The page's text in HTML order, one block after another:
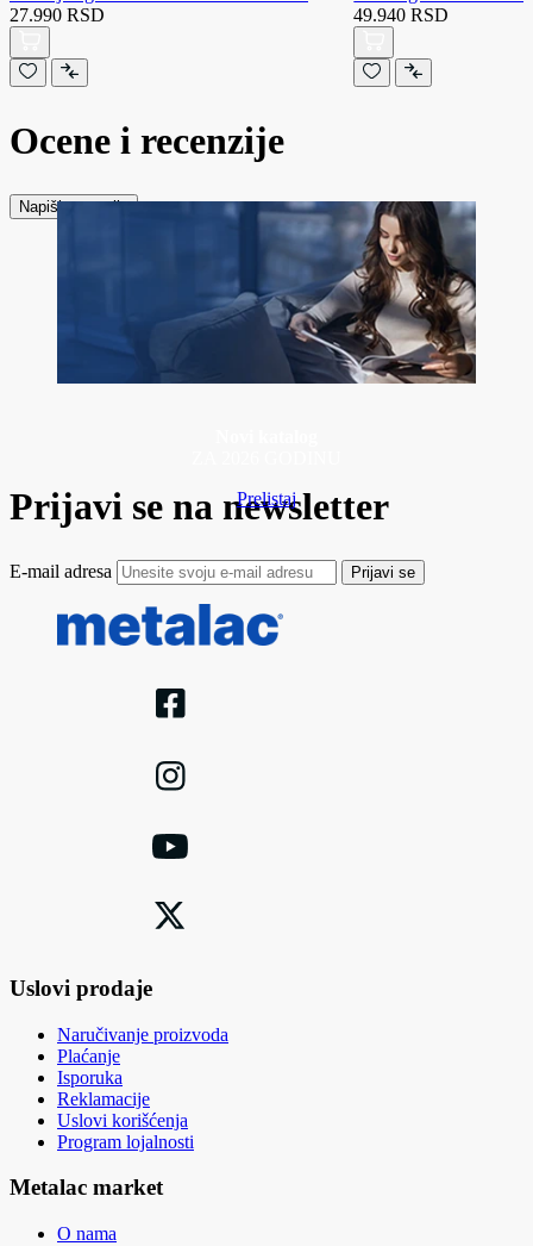
27.990 RSD
49.940 RSD
Ocene i recenzije
Napiši recenziju
Prelistaj
Prijavi se na newsletter
E-mail adresa Prijavi se
Uslovi prodaje
Naručivanje proizvoda
Plaćanje
Isporuka
Reklamacije
Uslovi korišćenja
Program lojalnosti
Metalac market
O nama